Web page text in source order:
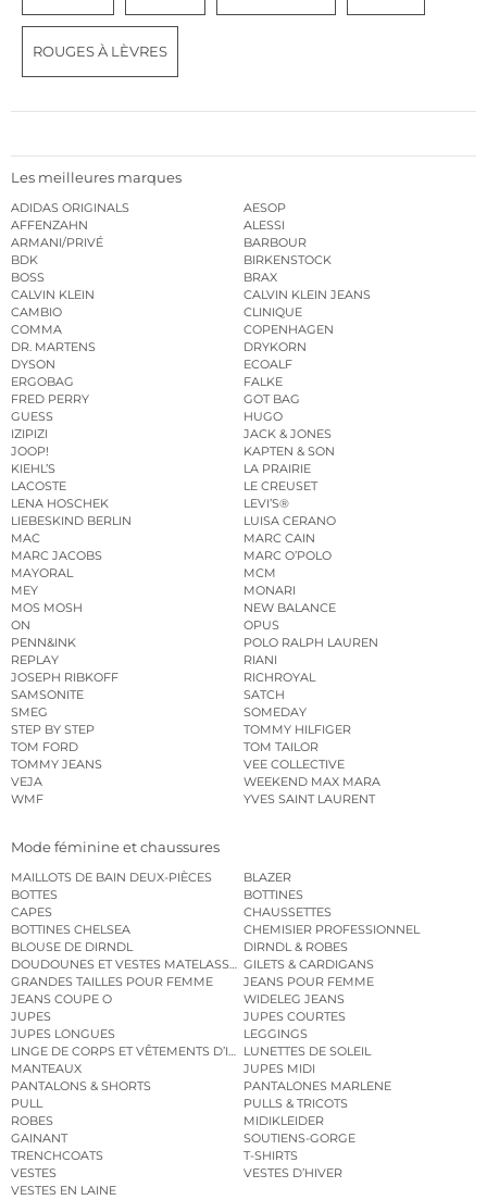
ROUGES À LÈVRES
Les meilleures marques
ADIDAS ORIGINALS
AESOP
AFFENZAHN
ALESSI
ARMANI/PRIVÉ
BARBOUR
BDK
BIRKENSTOCK
BOSS
BRAX
CALVIN KLEIN
CALVIN KLEIN JEANS
CAMBIO
CLINIQUE
COMMA
COPENHAGEN
DR. MARTENS
DRYKORN
DYSON
ECOALF
ERGOBAG
FALKE
FRED PERRY
GOT BAG
GUESS
HUGO
IZIPIZI
JACK & JONES
JOOP!
KAPTEN & SON
KIEHL’S
LA PRAIRIE
LACOSTE
LE CREUSET
LENA HOSCHEK
LEVI’S®
LIEBESKIND BERLIN
LUISA CERANO
MAC
MARC CAIN
MARC JACOBS
MARC O’POLO
MAYORAL
MCM
MEY
MONARI
MOS MOSH
NEW BALANCE
ON
OPUS
PENN&INK
POLO RALPH LAUREN
REPLAY
RIANI
JOSEPH RIBKOFF
RICHROYAL
SAMSONITE
SATCH
SMEG
SOMEDAY
STEP BY STEP
TOMMY HILFIGER
TOM FORD
TOM TAILOR
TOMMY JEANS
VEE COLLECTIVE
VEJA
WEEKEND MAX MARA
WMF
YVES SAINT LAURENT
Mode féminine et chaussures
MAILLOTS DE BAIN DEUX-PIÈCES
BLAZER
BOTTES
BOTTINES
CAPES
CHAUSSETTES
BOTTINES CHELSEA
CHEMISIER PROFESSIONNEL
BLOUSE DE DIRNDL
DIRNDL & ROBES
DOUDOUNES ET VESTES MATELASSÉESGILETS & CARDIGANS
GRANDES TAILLES POUR FEMME
JEANS POUR FEMME
JEANS COUPE O
WIDELEG JEANS
JUPES
JUPES COURTES
JUPES LONGUES
LEGGINGS
LINGE DE CORPS ET VÊTEMENTS D’INTÉRIEURLUNETTES DE SOLEIL
MANTEAUX
JUPES MIDI
PANTALONS & SHORTS
PANTALONES MARLENE
PULL
PULLS & TRICOTS
ROBES
MIDIKLEIDER
GAINANT
SOUTIENS-GORGE
TRENCHCOATS
T-SHIRTS
VESTES
VESTES D’HIVER
VESTES EN LAINE